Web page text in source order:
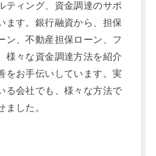
ティング、資金調達のサポ
ます。銀行融資から、担保
ン、不動産担保ローン、フ
様々な資金調達方法を紹介
をお手伝いしています。実
る会社でも、様々な方法で
ました。